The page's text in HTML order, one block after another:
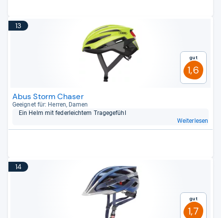
13
Gut
1,6
Abus Storm Chaser
Geeig­net für: Her­ren, Damen
Ein Helm mit feder­leich­tem Tra­ge­ge­fühl
Weiterlesen
14
Gut
1,7